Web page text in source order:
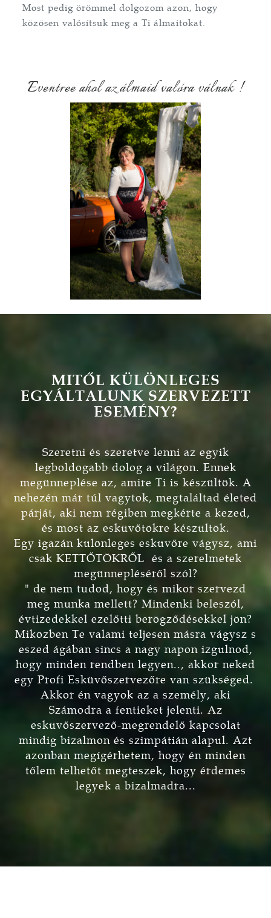
Most pedig örömmel dolgozom azon, hogy
közösen valósítsuk meg a Ti álmaitokat.
Eventree ahol az álmaid valóra válnak !
MITŐL KÜLÖNLEGES
EGYÁLTALUNK SZERVEZETT
ESEMÉNY?
Szeretni és szeretve lenni az egyik
legboldogabb dolog a világon. Ennek
megünneplése az, amire Ti is készültök. A
nehezén már túl vagytok, megtaláltad életed
párját, aki nem régiben megkérte a kezed,
és most az esküvőtökre készültök.
Egy igazán különleges esküvőre vágysz, ami
csak KETTŐTÖKRŐL és a szerelmetek
megünnepléséről szól?
" de nem tudod, hogy és mikor szervezd
meg munka mellett? Mindenki beleszól,
évtizedekkel ezelőtti berögződésekkel jön?
Miközben Te valami teljesen másra vágysz s
eszed ágában sincs a nagy napon izgulnod,
hogy minden rendben legyen.., akkor neked
egy Profi Esküvőszervezőre van szükséged.
Akkor én vagyok az a személy, aki
Számodra a fentieket jelenti. Az
esküvőszervező-megrendelő kapcsolat
mindig bizalmon és szimpátián alapul. Azt
azonban megígérhetem, hogy én minden
tőlem telhetőt megteszek, hogy érdemes
legyek a bizalmadra...